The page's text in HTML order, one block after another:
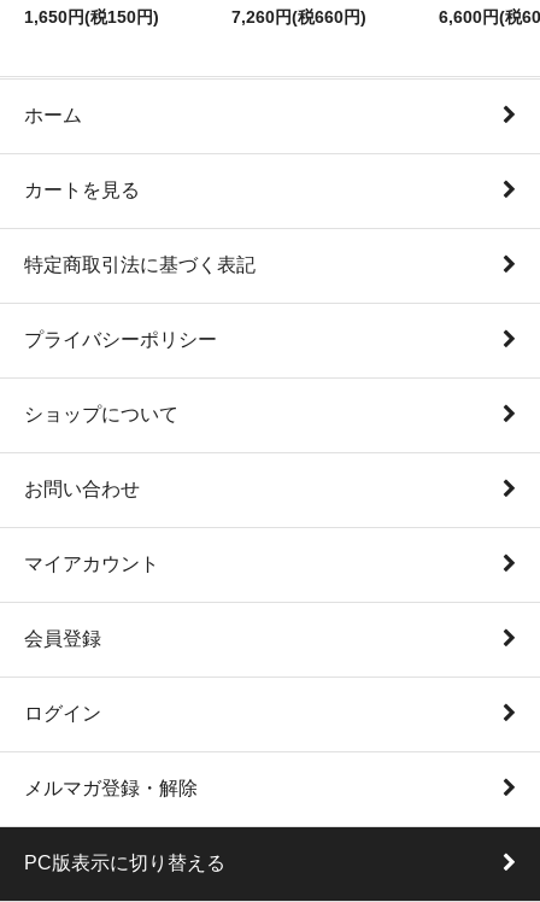
1,650円(税150円)
7,260円(税660円)
6,600円(税
ホーム
カートを見る
特定商取引法に基づく表記
プライバシーポリシー
ショップについて
お問い合わせ
マイアカウント
会員登録
ログイン
メルマガ登録・解除
PC版表示に切り替える